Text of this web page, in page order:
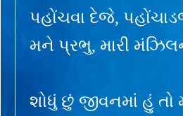
પહોંચવા દેજે,
મને પ્રભુ, મારી
શોધું છું જીવનમાં હું તો